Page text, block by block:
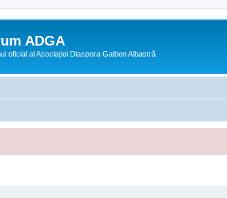
ADGA
oficial al Asociației Diaspora Galben Albastră